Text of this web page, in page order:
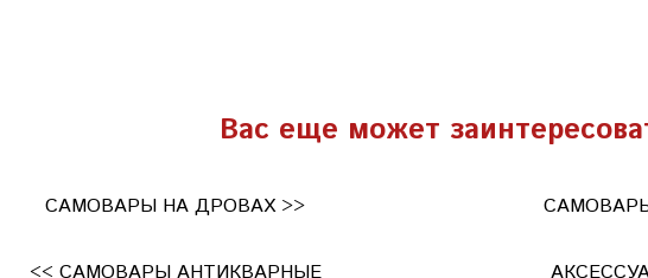
Вас еще может
САМОВАРЫ НА ДРОВАХ >>
<< САМОВАРЫ АНТИКВАРНЫЕ